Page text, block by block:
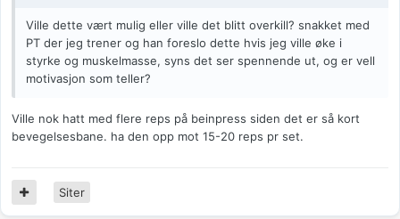
Ville dette vært mulig eller ville det blitt overkill? snakket med
PT der jeg trener og han foreslo dette hvis jeg ville øke i
styrke og muskelmasse, syns det ser spennende ut, og er vell
motivasjon som teller?
Ville nok hatt med flere reps på beinpress siden det er så kort
bevegelsesbane. ha den opp mot 15-20 reps pr set.
Siter